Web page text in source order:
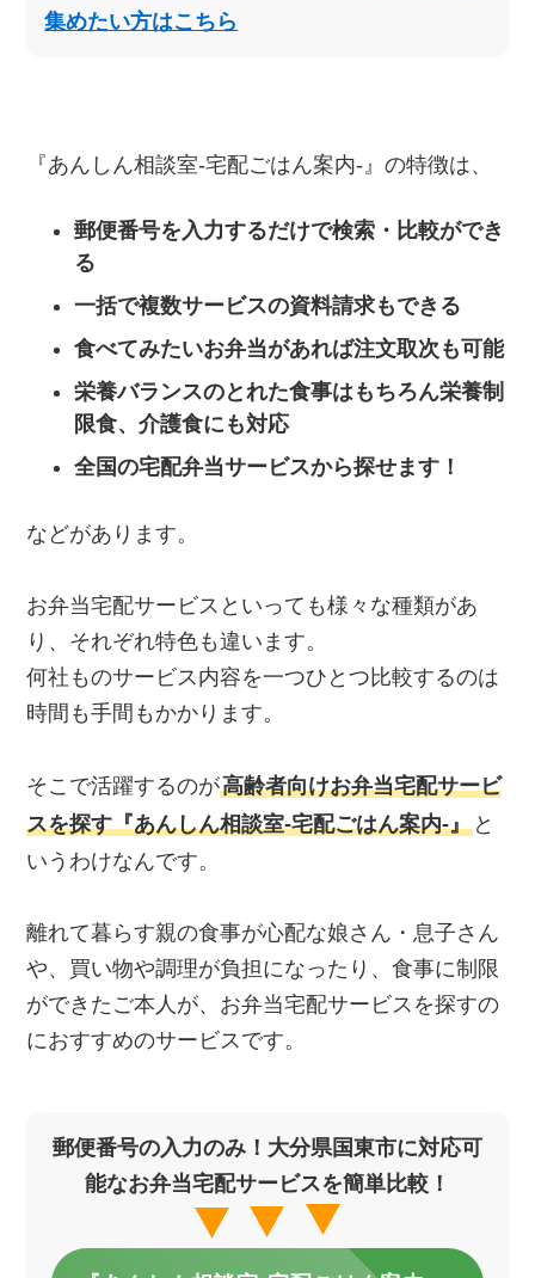
集めたい方はこちら
『あんしん相談室‐宅配ごはん案内‐』の特徴は、
郵便番号を入力するだけで検索・比較ができ
る
一括で複数サービスの資料請求もできる
食べてみたいお弁当があれば注文取次も可能
栄養バランスのとれた食事はもちろん栄養制
限食、介護食にも対応
全国の宅配弁当サービスから探せます！
などがあります。
お弁当宅配サービスといっても様々な種類があ
り、それぞれ特色も違います。
何社ものサービス内容を一つひとつ比較するのは
時間も手間もかかります。
そこで活躍するのが高齢者向けお弁当宅配サービ
スを探す『あんしん相談室‐宅配ごはん案内‐』 と
いうわけなんです。
離れて暮らす親の食事が心配な娘さん・息子さん
や、買い物や調理が負担になったり、食事に制限
ができたご本人が、お弁当宅配サービスを探すの
におすすめのサービスです。
郵便番号の入力のみ！大分県国東市に対応可
能なお弁当宅配サービスを簡単比較！